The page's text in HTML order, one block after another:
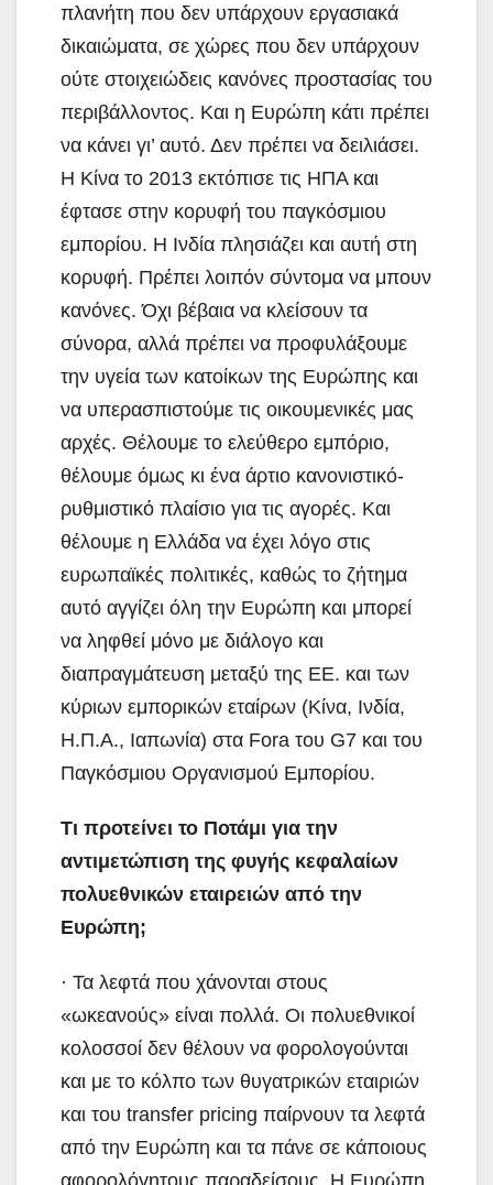
πλανήτη που δεν υπάρχουν εργασιακά
δικαιώματα, σε χώρες που δεν υπάρχουν
ούτε στοιχειώδεις κανόνες προστασίας του
περιβάλλοντος. Και η Ευρώπη κάτι πρέπει
να κάνει γι’ αυτό. Δεν πρέπει να δειλιάσει.
Η Κίνα το 2013 εκτόπισε τις ΗΠΑ και
έφτασε στην κορυφή του παγκόσμιου
εμπορίου. Η Ινδία πλησιάζει και αυτή στη
κορυφή. Πρέπει λοιπόν σύντομα να μπουν
κανόνες. Όχι βέβαια να κλείσουν τα
σύνορα, αλλά πρέπει να προφυλάξουμε
την υγεία των κατοίκων της Ευρώπης και
να υπερασπιστούμε τις οικουμενικές μας
αρχές. Θέλουμε το ελεύθερο εμπόριο,
θέλουμε όμως κι ένα άρτιο κανονιστικό-
ρυθμιστικό πλαίσιο για τις αγορές. Και
θέλουμε η Ελλάδα να έχει λόγο στις
ευρωπαϊκές πολιτικές, καθώς το ζήτημα
αυτό αγγίζει όλη την Ευρώπη και μπορεί
να ληφθεί μόνο με διάλογο και
διαπραγμάτευση μεταξύ της ΕΕ. και των
κύριων εμπορικών εταίρων (Κίνα, Ινδία,
Η.Π.Α., Ιαπωνία) στα Fora του G7 και του
Παγκόσμιου Οργανισμού Εμπορίου.
Τι προτείνει το Ποτάμι για την
αντιμετώπιση της φυγής κεφαλαίων
πολυεθνικών εταιρειών από την
Ευρώπη;
· Τα λεφτά που χάνονται στους
«ωκεανούς» είναι πολλά. Οι πολυεθνικοί
κολοσσοί δεν θέλουν να φορολογούνται
και με το κόλπο των θυγατρικών εταιριών
και του transfer pricing παίρνουν τα λεφτά
από την Ευρώπη και τα πάνε σε κάποιους
αφορολόγητους παραδείσους. Η Ευρώπη